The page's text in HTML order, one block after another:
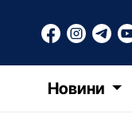
Новини